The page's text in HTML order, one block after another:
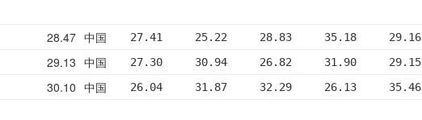
28.47 中国 27.41     25.22     28.83     35.18     29.16
29.13 中国 27.30     30.94     26.82     31.90     29.15
30.10 中国 26.04     31.87     32.29     26.13     35.46